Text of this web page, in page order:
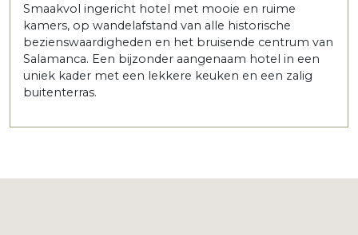
Smaakvol ingericht hotel met mooie en ruime
kamers, op wandelafstand van alle historische
bezienswaardigheden en het bruisende centrum van
Salamanca. Een bijzonder aangenaam hotel in een
uniek kader met een lekkere keuken en een zalig
buitenterras.